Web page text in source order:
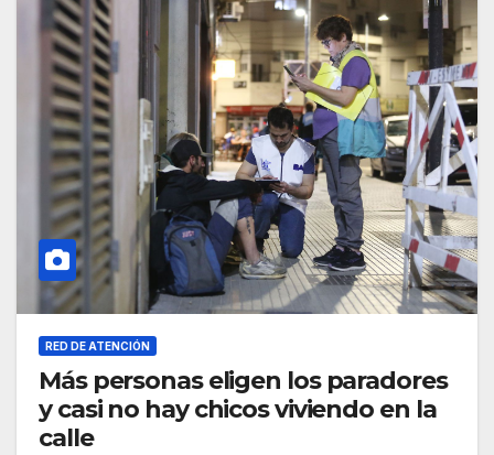
RED DE ATENCIÓN
Más personas eligen los paradores
y casi no hay chicos viviendo en la
calle